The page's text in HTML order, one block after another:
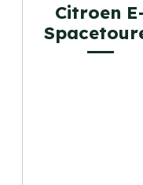
Citroen